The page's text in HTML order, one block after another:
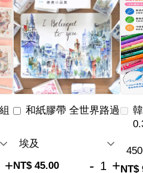
+
和紙膠帶 全世界路過
NT$ 45.00
- +NT$